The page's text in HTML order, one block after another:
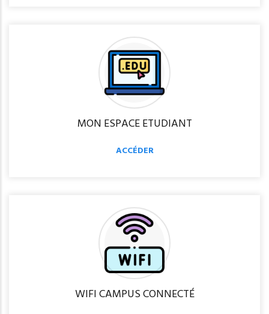
MON ESPACE ETUDIANT
ACCÉDER
WIFI CAMPUS CONNECTÉ